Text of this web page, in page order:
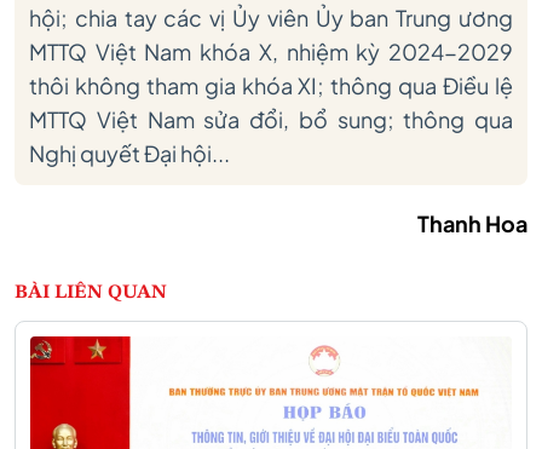
hội; chia tay các vị Ủy viên Ủy ban Trung ương
MTTQ Việt Nam khóa X, nhiệm kỳ 2024-2029
thôi không tham gia khóa XI; thông qua Điều lệ
MTTQ Việt Nam sửa đổi, bổ sung; thông qua
Nghị quyết Đại hội...
Thanh Hoa
BÀI LIÊN QUAN